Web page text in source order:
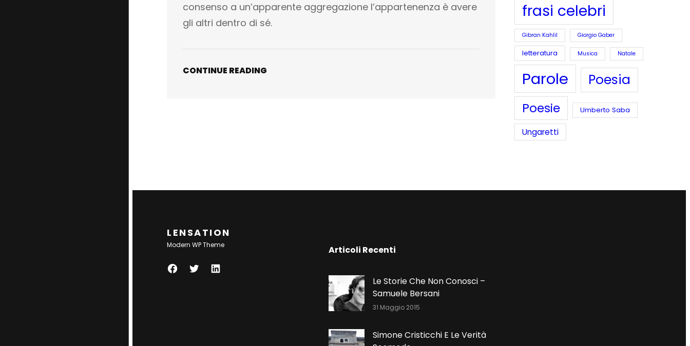
consenso a un’apparente aggregazione l’appartenenza è avere
gli altri dentro di sé.
CONTINUE READING
frasi celebri
Gibran Kahlil Giorgio Gaber
letteratura Musica Natale
Parole Poesia
Poesie Umberto Saba
Ungaretti
LENSATION
Modern WP Theme
F
T
L
Articoli Recenti
Le Storie Che Non Conosci –
Samuele Bersani
31 Maggio 2015
Simone Cristicchi E Le Verità